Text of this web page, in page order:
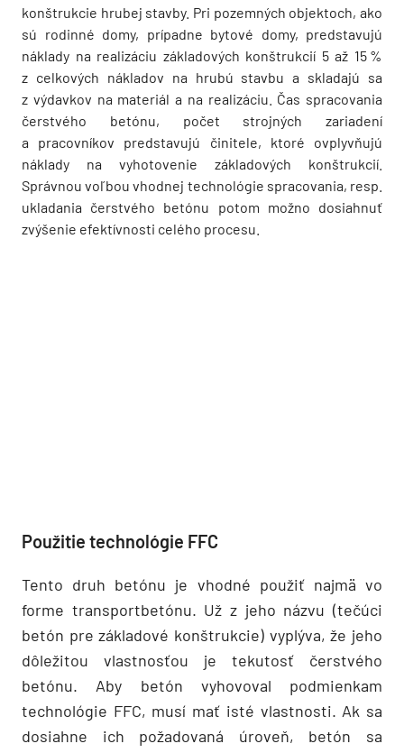
konštrukcie hrubej stavby. Pri pozemných objektoch, ako
sú rodinné domy, prípadne bytové domy, predstavujú
náklady na realizáciu základových konštrukcií 5 až 15 %
z celkových nákladov na hrubú stavbu a skladajú sa
z výdavkov na materiál a na realizáciu. Čas spracovania
čerstvého betónu, počet strojných zariadení
a pracovníkov predstavujú činitele, ktoré ovplyvňujú
náklady na vyhotovenie základových konštrukcií.
Správnou voľbou vhodnej technológie spracovania, resp.
ukladania čerstvého betónu potom možno dosiahnuť
zvýšenie efektívnosti celého procesu.
Použitie technológie FFC
Tento druh betónu je vhodné použiť najmä vo
forme transportbetónu. Už z jeho názvu (tečúci
betón pre základové konštrukcie) vyplýva, že jeho
dôležitou vlastnosťou je tekutosť čerstvého
betónu. Aby betón vyhovoval podmienkam
technológie FFC, musí mať isté vlastnosti. Ak sa
dosiahne ich požadovaná úroveň, betón sa